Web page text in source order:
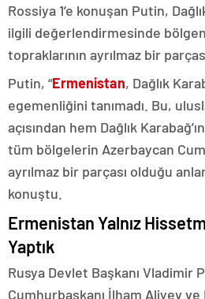
Rossiya 1’e konuşan Putin,
ilgili değerlendirmesinde
topraklarının ayrılmaz bir
Putin, “Ermenistan, Dağlık
egemenliğini tanımadı. Bu,
açısından hem Dağlık
tüm bölgelerin Azerbaycan
ayrılmaz bir parçası olduğu
konuştu.
Ermenistan Yalnız
Yaptık
Rusya Devlet Başkanı Vladimir
Cumhurbaşkanı İlham Aliyev